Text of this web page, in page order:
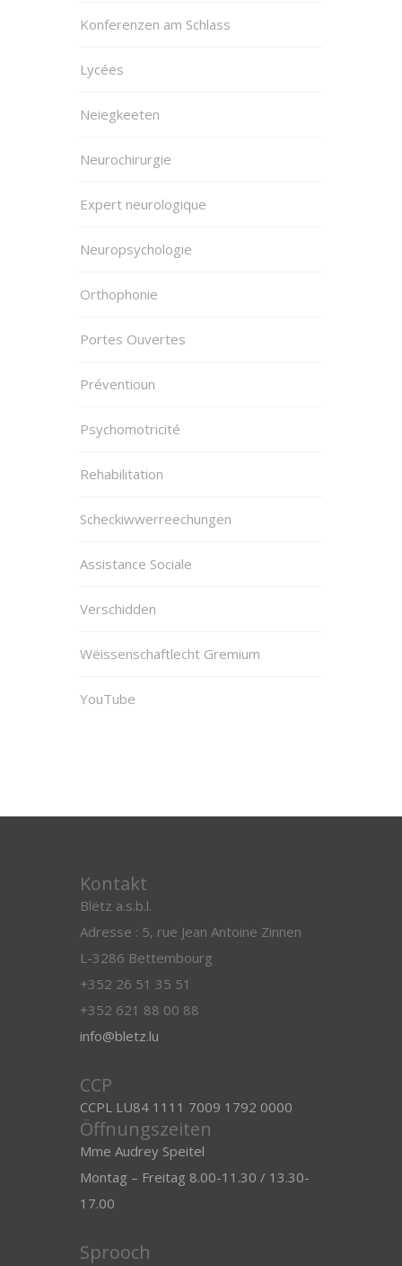
Konferenzen am Schlass
Lycées
Neiegkeeten
Neurochirurgie
Expert neurologique
Neuropsychologie
Orthophonie
Portes Ouvertes
Préventioun
Psychomotricité
Rehabilitation
Scheckiwwerreechungen
Assistance Sociale
Verschidden
Wëissenschaftlecht Gremium
YouTube
Kontakt
Blëtz a.s.b.l.
Adresse : 5, rue Jean Antoine Zinnen
L-3286 Bettembourg
+352 26 51 35 51
+352 621 88 00 88
info@bletz.lu
CCP
CCPL LU84 1111 7009 1792 0000
Öffnungszeiten
Mme Audrey Speitel
Montag – Freitag 8.00-11.30 / 13.30-
17.00
Sprooch